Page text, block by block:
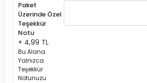
Paket
Üzerinde Özel
Teşekkür
Notu
+ 4,99 TL
Bu Alana
Yalnızca
Teşekkür
Notunuzu